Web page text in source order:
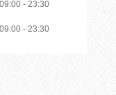
09:00 23:30
09:00 23:30